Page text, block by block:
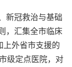
新冠救治与基础
，汇集全市临床
上外省市支援的
级定点医院，对